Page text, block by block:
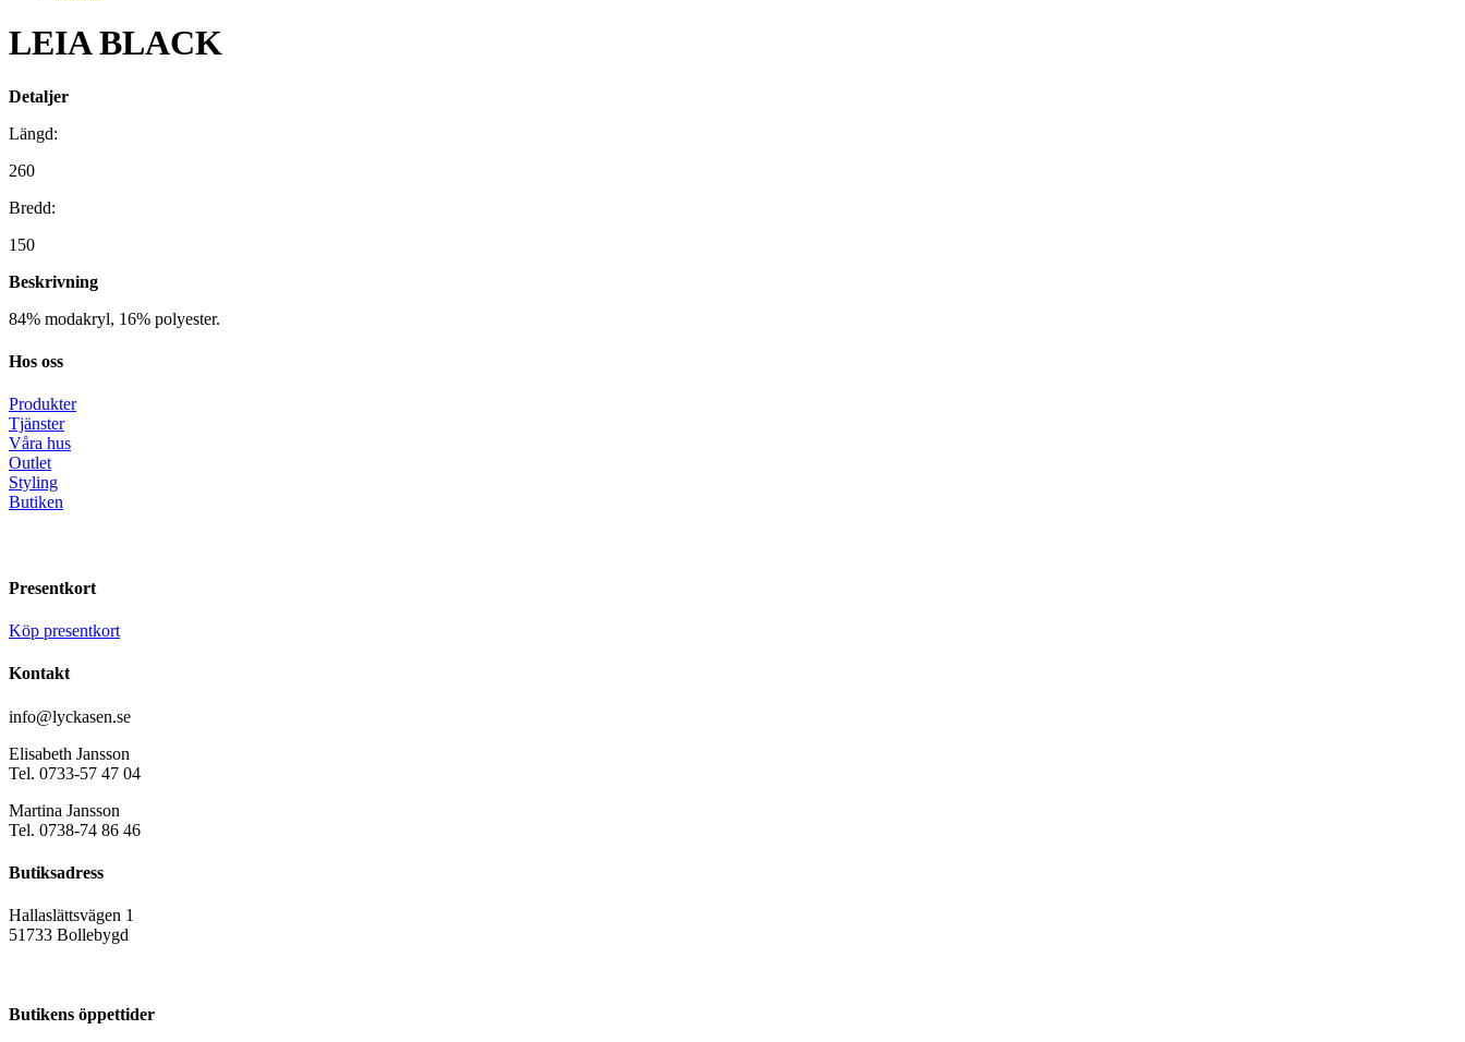
LEIA BLACK
Detaljer
Längd:
260
Bredd:
150
Beskrivning
84% modakryl, 16% polyester.
Hos oss
Produkter
Tjänster
Våra hus
Outlet
Styling
Butiken
Presentkort
Köp presentkort
Kontakt
info@lyckasen.se
Elisabeth Jansson
Tel. 0733-57 47 04
Martina Jansson
Tel. 0738-74 86 46
Butiksadress
Hallaslättsvägen 1
51733 Bollebygd
Butikens öppettider